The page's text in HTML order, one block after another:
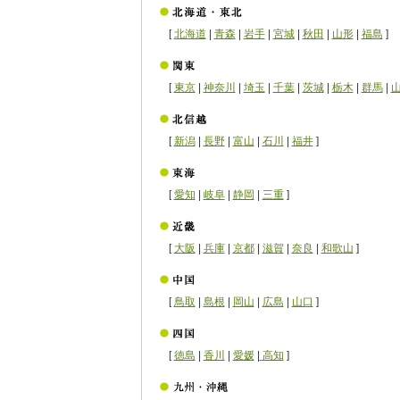
[北海道 青森 岩手| 宮城| 秋田 山形| 福島 ]
[東京| 神奈川 埼玉 千葉| 茨城| 栃木| 群馬|
[新潟| 長野| 富山 石川 福井]
[愛知 岐阜| 静岡 三重]
[ 大阪 兵庫| 京都| 滋賀| 奈良 和歌山 ]
[鳥取 島根 岡山 広島 山口 ]
[徳島 香川 愛媛| 高知 ]